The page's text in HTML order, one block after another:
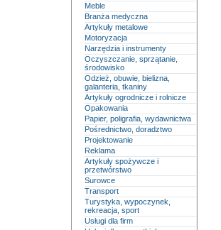
Meble
Branża medyczna
Artykuły metalowe
Motoryzacja
Narzędzia i instrumenty
Oczyszczanie, sprzątanie,
środowisko
Odzież, obuwie, bielizna,
galanteria, tkaniny
Artykuły ogrodnicze i rolnicze
Opakowania
Papier, poligrafia, wydawnictwa
Pośrednictwo, doradztwo
Projektowanie
Reklama
Artykuły spożywcze i
przetwórstwo
Surowce
Transport
Turystyka, wypoczynek,
rekreacja, sport
Usługi dla firm